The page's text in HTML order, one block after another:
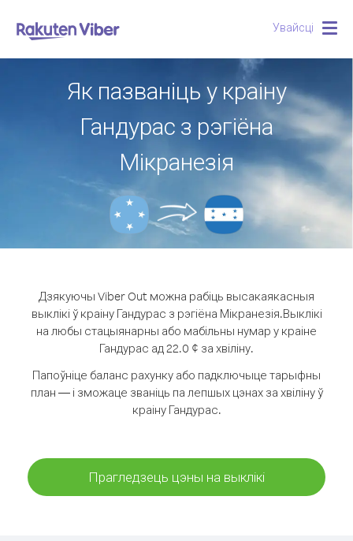
Увайсці
Як пазваніць у краіну
Гандурас з рэгіёна
Мікранезія
Дзякуючы Viber Out можна рабіць высакаякасныя
выклікі ў краіну Гандурас з рэгіёна Мікранезія.Выклікі
на любы стацыянарны або мабільны нумар у краіне
Гандурас ад 22.0 ¢ за хвіліну.
Папоўніце баланс рахунку або падключыце тарыфны
план — і зможаце званіць па лепшых цэнах за хвіліну ў
краіну Гандурас.
Прагледзець цэны на выклікі